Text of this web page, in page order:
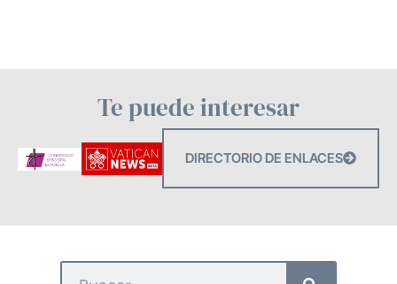
Te puede interesar
DIRECTORIO DE ENLACES